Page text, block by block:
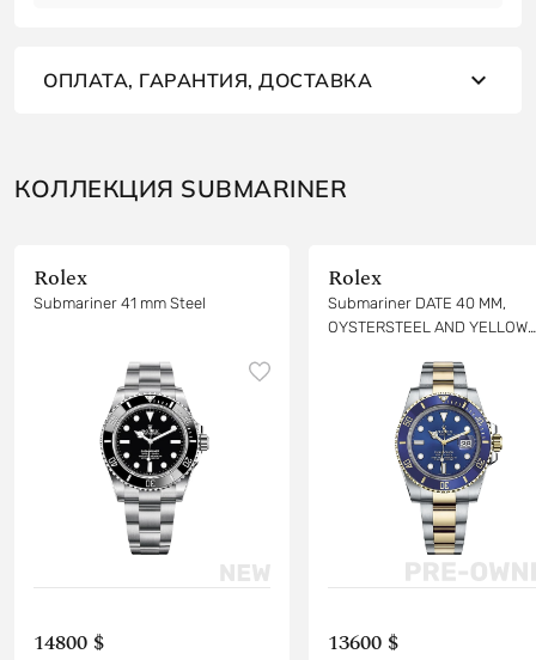
ОПЛАТА, ГАРАНТИЯ, ДОСТАВКА
КОЛЛЕКЦИЯ SUBMARINER
Rolex
Submariner 41 mm Steel
14800 $
Rolex
Submariner DATE 40 MM,
OYSTERSTEEL AND YELLOW
13600 $